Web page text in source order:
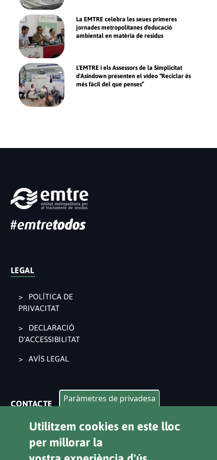
La EMTRE celebra les seues primeres
jornades metropolitanes d'educació
ambiental en matèria de residus
L'EMTRE i els Assessors de la Simplicitat
d'Asindown presenten el vídeo “Reciclar és
més fàcil del que penses”
LEGAL
POLÍTICA DE
PRIVACITAT
DECLARACIÓ
D'ACCESSIBILITAT
AVÍS LEGAL
CONTACTE
Pl. Ajuntament 9, 2° 46002. València
963 53 37 90
CANALS D'ATENCIÓ CIUTADANA
Paràmetres de privadesa
Utilitzem cookies en este lloc
per millorar la